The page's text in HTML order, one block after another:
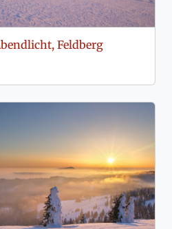
Feldberg